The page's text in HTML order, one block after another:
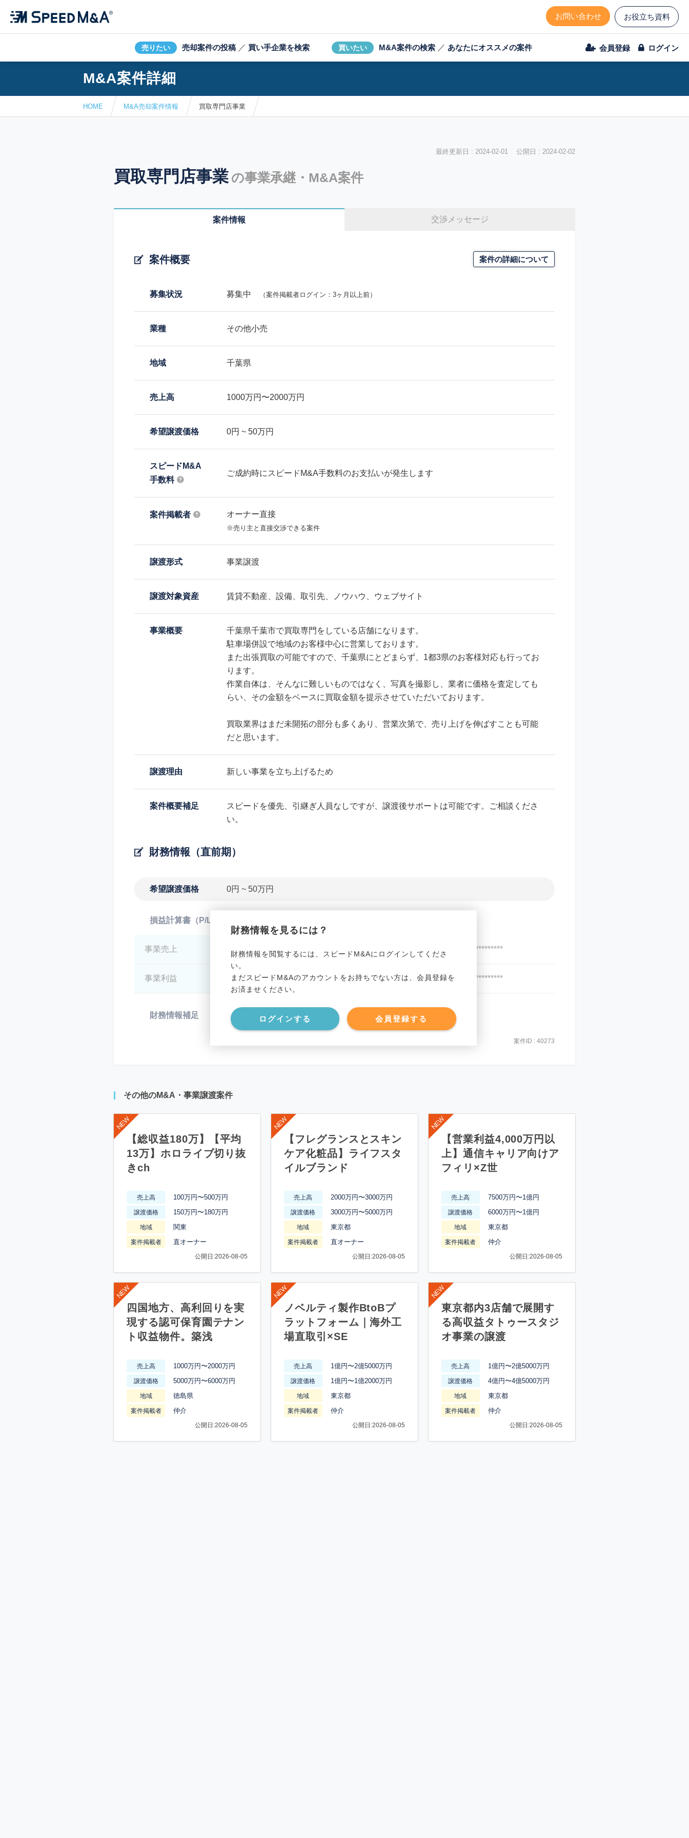
お問い合わせ お役立ち資料
売りたい 売却案件の投稿 ／ 買い手企業を検索 買いたい M&A案件の検索 ／ あなたにオススメの案件 会員登録 ログイン
M&A案件詳細
HOME M&A売却案件情報 買取専門店事業
最終更新日 : 2024-02-01 公開日 : 2024-02-02
買取専門店事業 の事業承継・M&A案件
案件情報 交渉メッセージ
案件概要 案件の詳細について
募集状況 募集中 （案件掲載者ログイン：3ヶ月以上前）
業種 その他小売
地域 千葉県
売上高 1000万円〜2000万円
希望譲渡価格 0円 ~ 50万円
スピードM&A
手数料
ご成約時にスピードM&A手数料のお支払いが発生します
案件掲載者 オーナー直接
※売り主と直接交渉できる案件
譲渡形式 事業譲渡
譲渡対象資産 賃貸不動産、設備、取引先、ノウハウ、ウェブサイト
事業概要
千葉県千葉市で買取専門をしている店舗になります。
駐車場併設で地域のお客様中心に営業しております。
また出張買取の可能ですので、千葉県にとどまらず、1都3県のお客様対応も行ってお
ります。
作業自体は、そんなに難しいものではなく、写真を撮影し、業者に価格を査定しても
らい、その金額をベースに買取金額を提示させていただいております。
買取業界はまだ未開拓の部分も多くあり、営業次第で、売り上げを伸ばすことも可能
だと思います。
譲渡理由 新しい事業を立ち上げるため
案件概要補足
スピードを優先、引継ぎ人員なしですが、譲渡後サポートは可能です。ご相談くださ
い。
財務情報（直前期）
希望譲渡価格 0円 ~ 50万円
財務情報を見るには？
財務情報を閲覧するには、スピードM&Aにログインしてくださ
い。
まだスピードM&Aのアカウントをお持ちでない方は、会員登録を
お済ませください。
ログインする 会員登録する
損益計算書（P/L）
事業売上 ********************
事業利益 ********************
事業資産 ********************
事業負債 ********************
財務情報補足 ********************
案件ID : 40273
その他のM&A・事業譲渡案件
【総収益180万】【平均
13万】ホロライブ切り抜
きch
売上高 100万円〜500万円
譲渡価格 150万円〜180万円
地域 関東
案件掲載者 直オーナー
公開日:2026-08-05
【フレグランスとスキン
ケア化粧品】ライフスタ
イルブランド
売上高 2000万円〜3000万円
譲渡価格 3000万円〜5000万円
地域 東京都
案件掲載者 直オーナー
公開日:2026-08-05
【営業利益4,000万円以
上】通信キャリア向けア
フィリ×Z世
売上高 7500万円〜1億円
譲渡価格 6000万円〜1億円
地域 東京都
案件掲載者 仲介
公開日:2026-08-05
四国地方、高利回りを実
現する認可保育園テナン
ト収益物件。築浅
売上高 1000万円〜2000万円
譲渡価格 5000万円〜6000万円
地域 徳島県
案件掲載者 仲介
公開日:2026-08-05
ノベルティ製作BtoBプ
ラットフォーム｜海外工
場直取引×SE
売上高 1億円〜2億5000万円
譲渡価格 1億円〜1億2000万円
地域 東京都
案件掲載者 仲介
公開日:2026-08-05
東京都内3店舗で展開す
る高収益タトゥースタジ
オ事業の譲渡
売上高 1億円〜2億5000万円
譲渡価格 4億円〜4億5000万円
地域 東京都
案件掲載者 仲介
公開日:2026-08-05